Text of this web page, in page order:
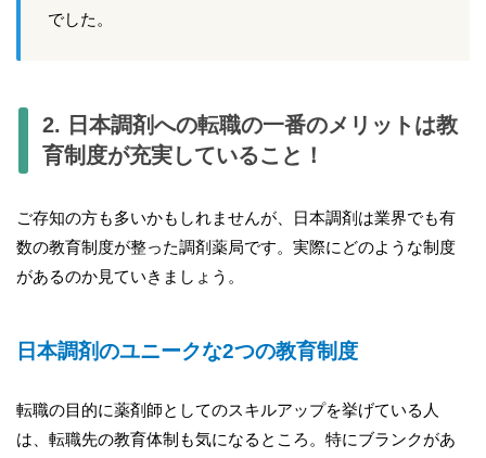
でした。
2. 日本調剤への転職の一番のメリットは教
育制度が充実していること！
ご存知の方も多いかもしれませんが、日本調剤は業界でも有
数の教育制度が整った調剤薬局です。実際にどのような制度
があるのか見ていきましょう。
日本調剤のユニークな2つの教育制度
転職の目的に薬剤師としてのスキルアップを挙げている人
は、転職先の教育体制も気になるところ。特にブランクがあ